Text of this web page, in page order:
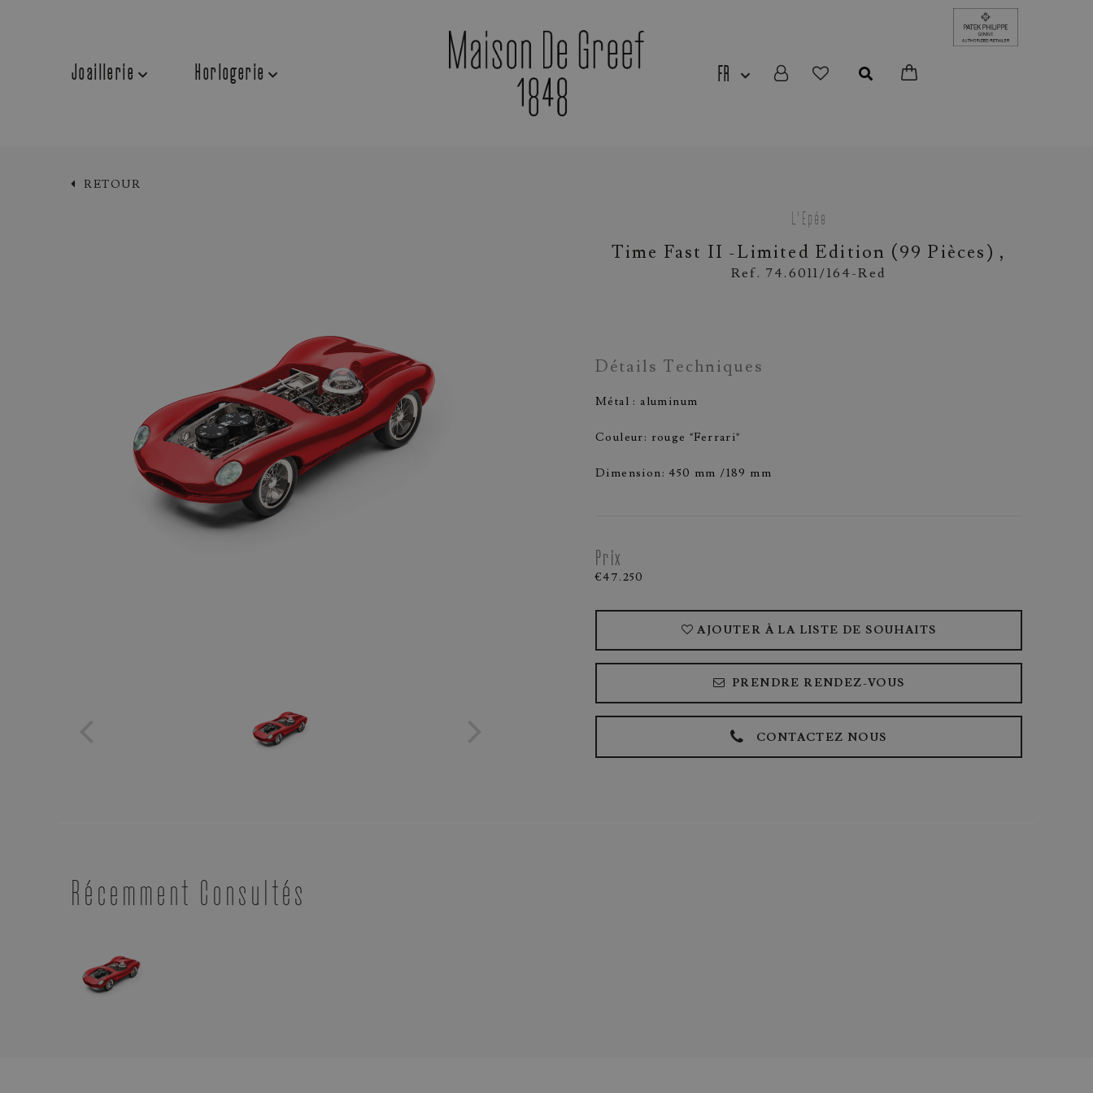
Joaillerie Horlogerie FR
RETOUR
L'Epée
Time Fast II -limited Edition (99 Pièces) ,
Ref. 74.6011/164-Red
Détails Techniques
Métal : aluminum
Couleur: rouge "Ferrari"
Dimension: 450 mm /189 mm
Prix
€47.250
AJOUTER À LA LISTE DE SOUHAITS
PRENDRE RENDEZ-VOUS
CONTACTEZ NOUS
Récemment Consultés